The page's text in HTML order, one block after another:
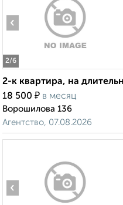
2/6
‹
2-к квартира, на
18 500 ₽ в месяц
Ворошилова 136
Агентство, 07.08.2026
‹